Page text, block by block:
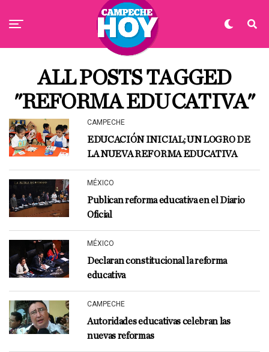
ALL POSTS TAGGED
"REFORMA EDUCATIVA"
CAMPECHE
EDUCACIÓN INICIAL; UN LOGRO DE
LA NUEVA REFORMA EDUCATIVA
MÉXICO
Publican reforma educativa en el Diario
Oficial
MÉXICO
Declaran constitucional la reforma
educativa
CAMPECHE
Autoridades educativas celebran las
nuevas reformas